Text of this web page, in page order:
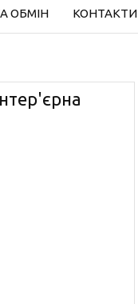
ОБМІН КОНТАКТИ